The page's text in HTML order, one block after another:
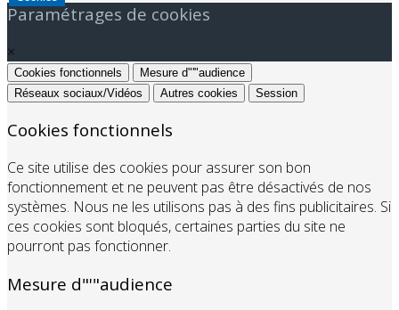
Paramétrages de cookies
×
Cookies fonctionnels
Mesure d"'"audience
Réseaux sociaux/Vidéos
Autres cookies Session
Cookies fonctionnels
Ce site utilise des cookies pour assurer son bon
fonctionnement et ne peuvent pas être désactivés de nos
systèmes. Nous ne les utilisons pas à des fins publicitaires. Si
ces cookies sont bloqués, certaines parties du site ne
pourront pas fonctionner.
Mesure d"'"audience